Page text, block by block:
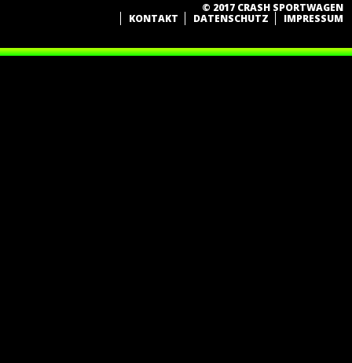
© 2017 CRASH SPORTWAGEN
KONTAKT
DATENSCHUTZ IMPRESSUM